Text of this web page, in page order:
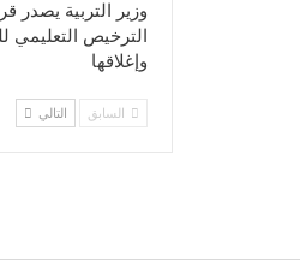
وزير التربية يصدر
الترخيص التعليمي
وإغلاقها
السابق التالي